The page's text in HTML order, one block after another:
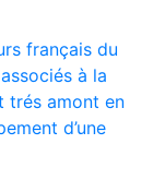
français du
à la
trés amont en
d’une